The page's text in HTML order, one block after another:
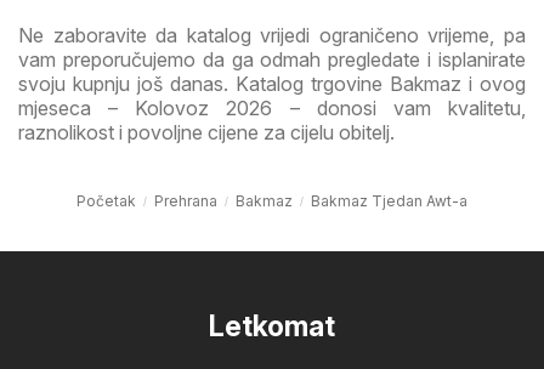
Ne zaboravite da katalog vrijedi ograničeno vrijeme, pa
vam preporučujemo da ga odmah pregledate i isplanirate
svoju kupnju još danas. Katalog trgovine Bakmaz i ovog
mjeseca – Kolovoz 2026 – donosi vam kvalitetu,
raznolikost i povoljne cijene za cijelu obitelj.
Početak Prehrana Bakmaz Bakmaz Tjedan Awt-a
Letkomat